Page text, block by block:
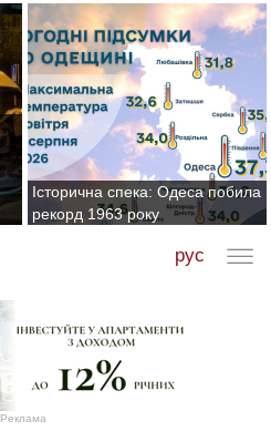
Історична спека: Одеса побила
рекорд 1963 року
рус
Реклама